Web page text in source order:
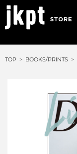
TOP BOOKS/PRINTS